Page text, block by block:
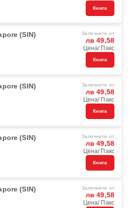
Книга
(SIN) Започнете от
лв 49,58
Цена/ Пакс
Книга
(SIN) Започнете от
лв 49,58
Цена/ Пакс
Книга
(SIN) Започнете от
лв 49,58
Цена/ Пакс
Книга
(SIN) Започнете от
лв 49,58
Цена/ Пакс